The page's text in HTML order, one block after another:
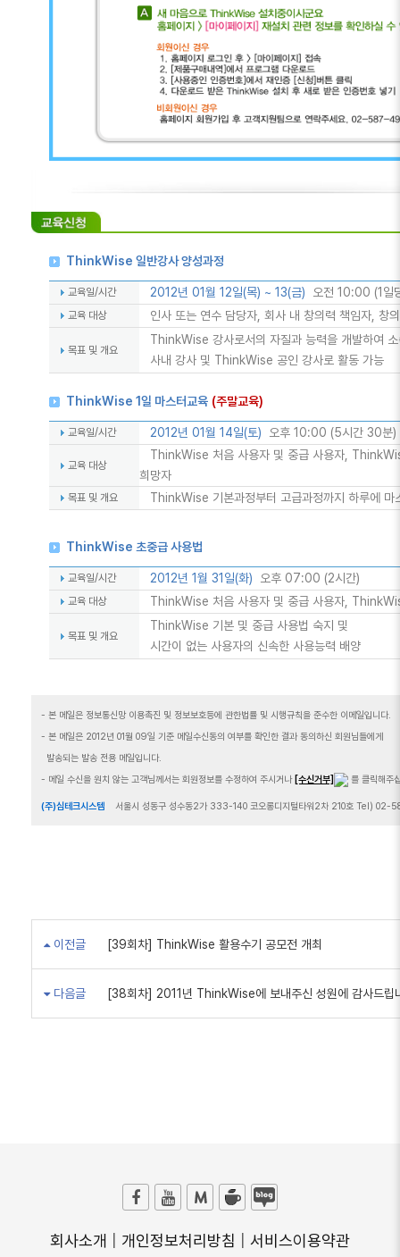
ThinkWise 일반강사 양성과정
교육일/시간 2012년 01월 12일(목) ~ 13(금) 오전 10:00 (1일
교육 대상 인사 또는 연수 담당자, 회사 내 창의력 책임자, 창
목표 및 개요
ThinkWise 강사로서의 자질과 능력을 개발하여 소
사내 강사 및 ThinkWise 공인 강사로 활동 가능
ThinkWise 1일 마스터교육 (주말교육)
교육일/시간 2012년 01월 14일(토) 오후 10:00 (5시간 30분)
교육 대상
ThinkWise 처음 사용자 및 중급 사용자,
희망자
목표 및 개요 ThinkWise 기본과정부터 고급과정까지 하루에 마
ThinkWise 초중급 사용법
교육일/시간 2012년 1월 31일(화) 오후 07:00 (2시간)
교육 대상 ThinkWise 처음 사용자 및 중급 사용자,
목표 및 개요
ThinkWise 기본 및 중급 사용법 숙지 및
시간이 없는 사용자의 신속한 사용능력 배양
- 본 메일은 정보통신망 이용촉진 및 정보보호등에 관한법률 및 시행규칙을 준수한 이메일입니다.
- 본 메일은 2012년 01월 09일 기준 메일수신동의 여부를 확인한 결과 동의하신 회원님들에게
발송되는 발송 전용 메일입니다.
- 메일 수신을 원치 않는 고객님께서는 회원정보를 수정하여 주시거나 [수신거부] 를 클릭해주
(주)심테크시스템 서울시 성동구 성수동2가 333-140 코오롱디지털타워2차 210호 Tel)
이전글 [39회차] ThinkWise 활용수기 공모전 개최
다음글 [38회차] 2011년 ThinkWise에 보내주신 성원에 감사드립
회사소개 개인정보처리방침
서비스이용약관